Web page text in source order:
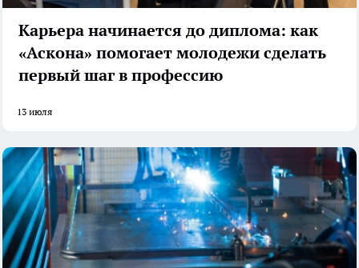
Карьера начинается до диплома: как
«Аскона» помогает молодежи сделать
первый шаг в профессию
13 июля